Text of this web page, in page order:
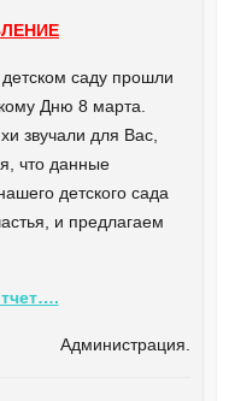
саду прошли
Дню 8 марта.
звучали для Вас,
что данные
детского сада
и предлагаем
Администрация.